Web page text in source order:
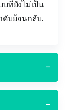
ที่ยังไม่เป็น
ดับย้อนกลับ.
−
−